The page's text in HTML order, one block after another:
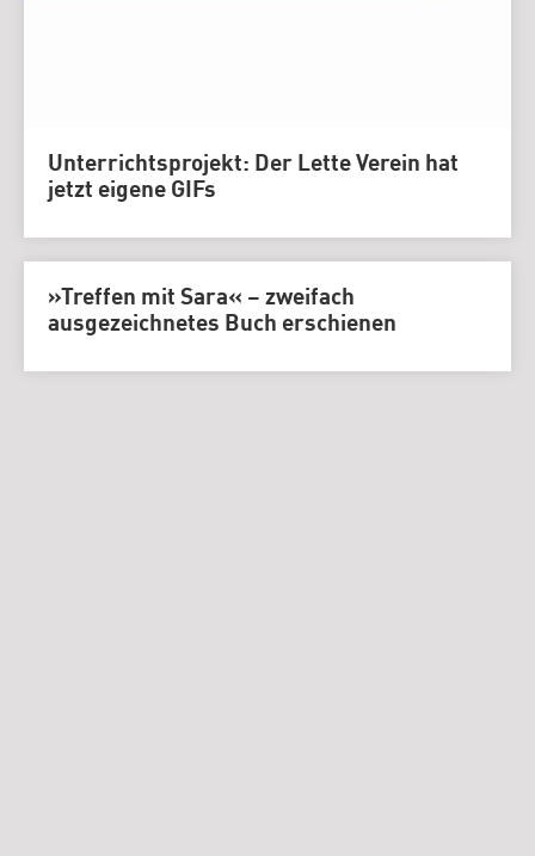
Unterrichtsprojekt: Der Lette Verein hat
jetzt eigene GIFs
»Treffen mit Sara« – zweifach
ausgezeichnetes Buch erschienen